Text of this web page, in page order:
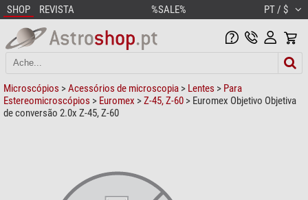
SHOP REVISTA %SALE% PT / $
Microscópios >Acessórios de microscopia > Lentes > Para
Estereomicroscópios > Euromex >Z-45, Z-60 > Euromex Objetivo Objetiva
de conversão 2.0x Z-45, Z-60